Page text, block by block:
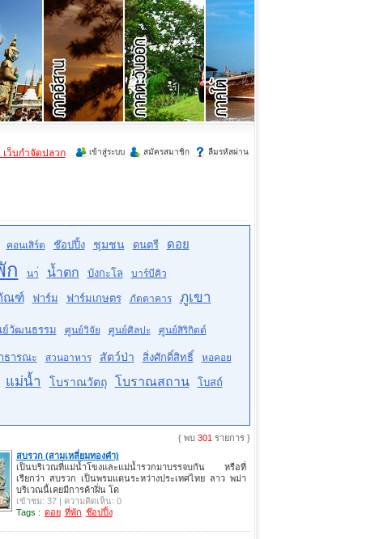
เข้าสู่ระบบ สมัครสมาชิก ลืมรหัสผ่าน
ว็บกำจัดปลวก
คอนเสิร์ต ช๊อปปิ้ง ชุมชน ดนตรี ดอย
ก นา่ น้ำตก บังกะโล บาร์บีคิว
ณฑ์ ฟาร์ม ฟาร์มเกษตร ภัตตาคาร ภูเขา
ย์วัฒนธรรม ศูนย์วิจัย ศูนย์ศิลปะ ศูนย์สิริกิตต์
ธารณะ สวนอาหาร สัตว์ป่า สิ่งศักดิ์สิทธิ์ หอคอย
แม่น้ำ โบราณวัตถุ โบราณสถาน
โบสถ์
{ พบ 301 รายการ }
สบรวก (สามเหลี่ยมทองคำ)
เป็นบริเวณที่แม่น้ำโขงและแม่น้ำรวกมาบรรจบกัน หรือที่
เรียกว่า สบรวก เป็นพรมแดนระหว่างประเทศไทย ลาว พม่า
บริเวณนี้เคยมีการค้าฝิ่น โด
เข้าชม: 37 | ความคิดเห็น: 0
Tags : ดอย ที่พัก ช๊อปปิ้ง